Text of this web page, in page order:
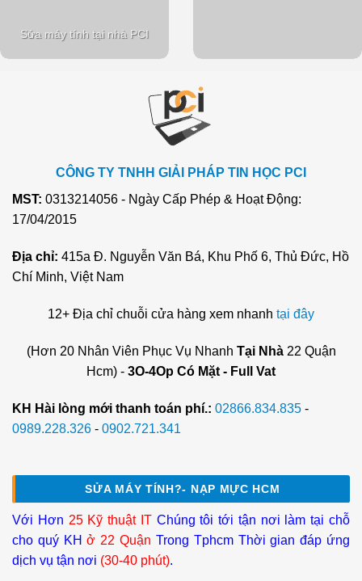
Sửa máy tính tại nhà PCI
CÔNG TY TNHH GIẢI PHÁP TIN HỌC PCI
MST: 0313214056 - Ngày Cấp Phép & Hoạt Động:
17/04/2015
Địa chỉ: 415a Đ. Nguyễn Văn Bá, Khu Phố 6, Thủ Đức, Hồ
Chí Minh, Việt Nam
12+ Địa chỉ chuỗi cửa hàng xem nhanh tại đây
(Hơn 20 Nhân Viên Phục Vụ Nhanh Tại Nhà22 Quận
Hcm) - 3O-4Op Có Mặt - Full Vat
KH Hài lòng mới thanh toán phí.: 02866.834.835 -
0989.228.326 - 0902.721.341
SỬA MÁY TÍNH?- NẠP MỰC HCM
Với Hơn 25 Kỹ thuật ITChúng tôi tới tận nơi làm tại chỗ
cho quý KHở 22 Quận Trong Tphcm Thời gian đáp ứng
dịch vụ tận nơi (30-40 phút).